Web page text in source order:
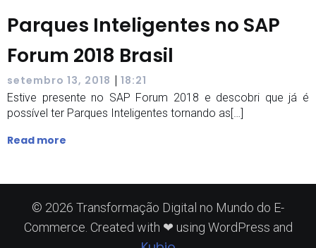
Parques Inteligentes no SAP
Forum 2018 Brasil
setembro 13, 2018 | 18:21
Estive presente no SAP Forum 2018 e descobri que já é
possível ter Parques Inteligentes tornando as[…]
Read more
© 2026 Transformação Digital no Mundo do E-
Commerce. Created with ❤ using WordPress and